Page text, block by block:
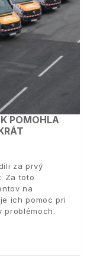
POMOHLA
za prvý
Za toto
na
ich pomoc pri
problémoch.